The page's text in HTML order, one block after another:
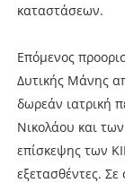
καταστάσεων.
Επόμενος
Δυτικής Μάνης
δωρεάν ιατρική
Νικολάου και
επίσκεψης των
εξετασθέντες.